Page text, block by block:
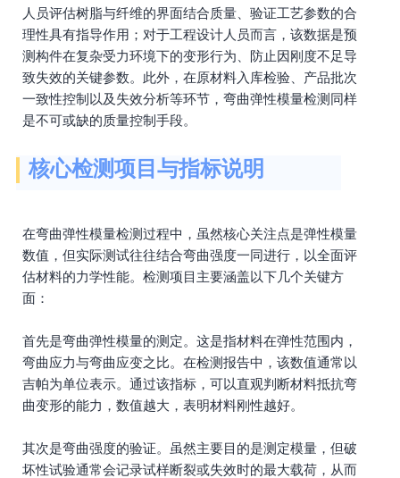
人员评估树脂与纤维的界面结合质量、验证工艺参数的合
理性具有指导作用；对于工程设计人员而言，该数据是预
测构件在复杂受力环境下的变形行为、防止因刚度不足导
致失效的关键参数。此外，在原材料入库检验、产品批次
一致性控制以及失效分析等环节，弯曲弹性模量检测同样
是不可或缺的质量控制手段。
核心检测项目与指标说明
在弯曲弹性模量检测过程中，虽然核心关注点是弹性模量
数值，但实际测试往往结合弯曲强度一同进行，以全面评
估材料的力学性能。检测项目主要涵盖以下几个关键方
面：
首先是弯曲弹性模量的测定。这是指材料在弹性范围内，
弯曲应力与弯曲应变之比。在检测报告中，该数值通常以
吉帕为单位表示。通过该指标，可以直观判断材料抵抗弯
曲变形的能力，数值越大，表明材料刚性越好。
其次是弯曲强度的验证。虽然主要目的是测定模量，但破
坏性试验通常会记录试样断裂或失效时的最大载荷，从而